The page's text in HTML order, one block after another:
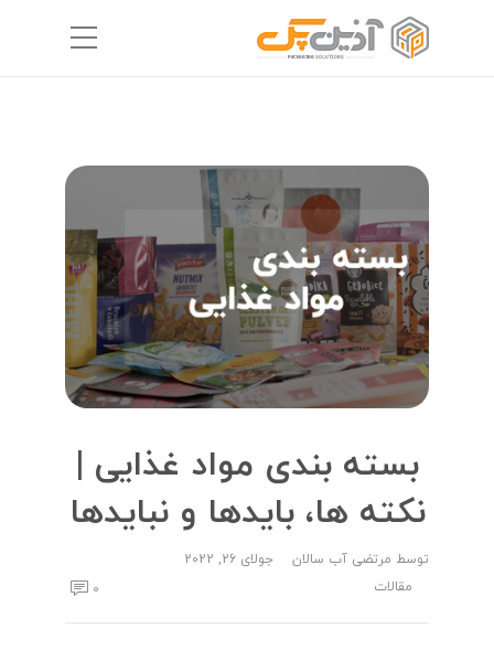
بسته بندی مواد غذایی |
نکته ها، بایدها و نبایدها
توسط مرتضی آب سالان
جولای 26, 2022
مقالات
0